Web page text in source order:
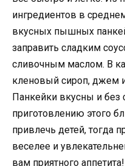
ингредиентов в
вкусных пышных
заправить сладким
сливочным маслом. В
кленовый сироп, джем
Панкейки вкусны и без
приготовлению этого
привлечь детей, тогда
веселее и
вам приятного